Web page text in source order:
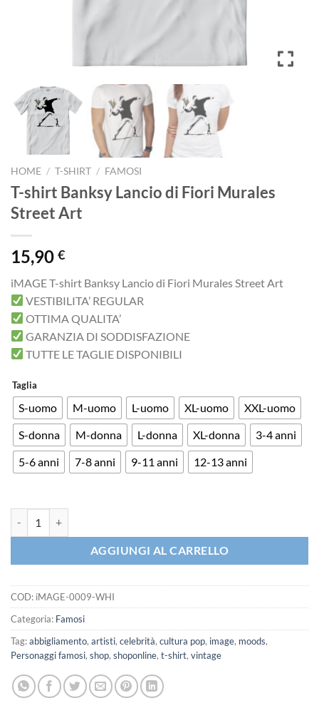
HOME / T-SHIRT / FAMOSI
T-shirt Banksy Lancio di Fiori Murales
Street Art
15,90 €
iMAGE T-shirt Banksy Lancio di Fiori Murales Street Art
VESTIBILITA’ REGULAR
OTTIMA QUALITA’
GARANZIA DI SODDISFAZIONE
TUTTE LE TAGLIE DISPONIBILI
Taglia
S-uomo M-uomo L-uomo XL-uomo
XXL-uomo
S-donna
M-donna L-donna XL-donna
3-4 anni
5-6 anni
7-8 anni 9-11 anni 12-13 anni
AGGIUNGI AL CARRELLO
COD: iMAGE-0009-WHI
Categoria: Famosi
Tag:abbigliamento, artisti, celebrità, cultura pop, image, moods,
Personaggi famosi, shop, shoponline, t-shirt, vintage